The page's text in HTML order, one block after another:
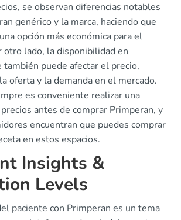
se observan diferencias notables
genérico y la marca, haciendo que
opción más económica para el
otro lado, la disponibilidad en
también puede afectar el precio,
oferta y la demanda en el mercado.
es conveniente realizar una
antes de comprar Primperan, y
encuentran que puedes comprar
en estos espacios.
Insights &
Levels
paciente con Primperan es un tema